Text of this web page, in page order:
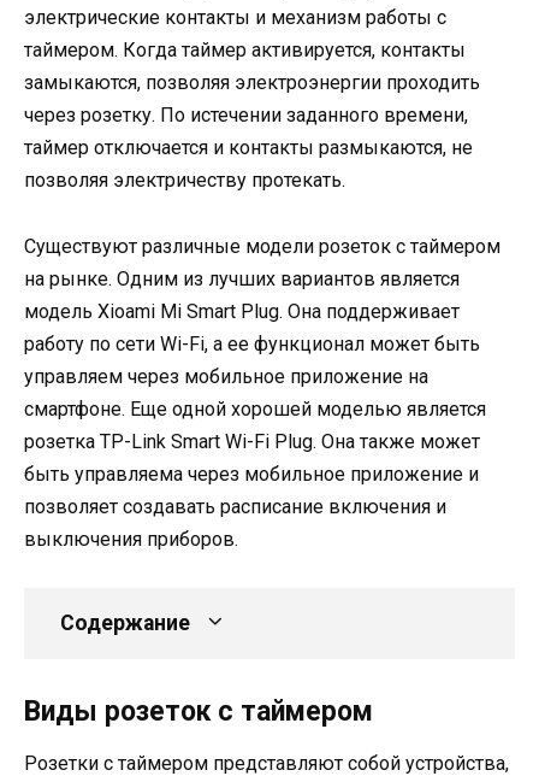
электрические контакты и механизм работы с
таймером. Когда таймер активируется, контакты
замыкаются, позволяя электроэнергии проходить
через розетку. По истечении заданного времени,
таймер отключается и контакты размыкаются, не
позволяя электричеству протекать.
Существуют различные модели розеток с таймером
на рынке. Одним из лучших вариантов является
модель Xioami Mi Smart Plug. Она поддерживает
работу по сети Wi-Fi, а ее функционал может быть
управляем через мобильное приложение на
смартфоне. Еще одной хорошей моделью является
розетка TP-Link Smart Wi-Fi Plug. Она также может
быть управляема через мобильное приложение и
позволяет создавать расписание включения и
выключения приборов.
Содержание
Виды розеток с таймером
Розетки с таймером представляют собой устройства,